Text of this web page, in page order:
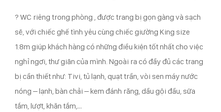
? WC riêng trong phòng , được trang bị gọn gàng và sạch
sẽ, với chiếc ghế tình yêu cùng chiếc giường King size
1.8m giúp khách hàng có những điều kiện tốt nhất cho việc
nghỉ ngơi, thư giãn của mình. Ngoài ra có đầy đủ các trang
bị cần thiết như: Tivi, tủ lạnh, quạt trần, vòi sen máy nước
nóng – lạnh, bàn chải – kem đánh răng, dầu gội đầu, sữa
tắm, lượt, khăn tắm,…